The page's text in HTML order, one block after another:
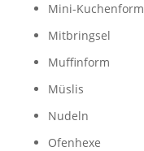
Mini-Kuchenform
Mitbringsel
Muffinform
Müslis
Nudeln
Ofenhexe